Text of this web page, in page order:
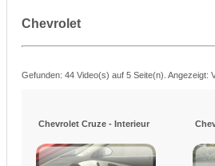
Chevrolet
Gefunden: 44 Video(s) auf 5 Seite(n). Angezeigt:
Chevrolet Cruze - Interieur